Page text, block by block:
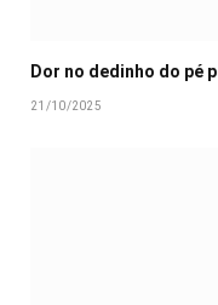
Dor no dedinho do pé
21/10/2025